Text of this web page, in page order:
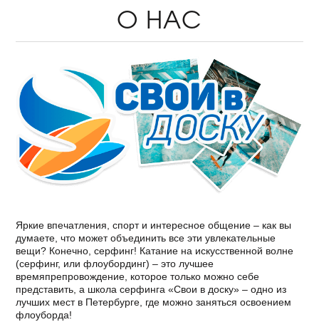
О НАС
Яркие впечатления, спорт и интересное общение – как вы
думаете, что может объединить все эти увлекательные
вещи? Конечно, серфинг! Катание на искусственной волне
(серфинг, или флоубординг) – это лучшее
времяпрепровождение, которое только можно себе
представить, а школа серфинга «Свои в доску» – одно из
лучших мест в Петербурге, где можно заняться освоением
флоуборда!